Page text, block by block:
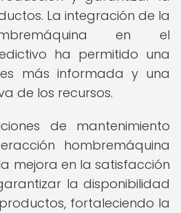
La integración de la
en el
ha permitido una
más informada y una
de los recursos.
de mantenimiento
hombremáquina
mejora en la satisfacción
la disponibilidad
fortaleciendo la